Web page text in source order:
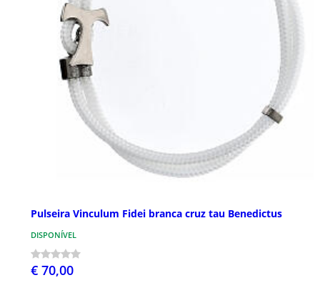
Pulseira Vinculum Fidei branca cruz tau Benedictus
DISPONÍVEL
€ 70,00